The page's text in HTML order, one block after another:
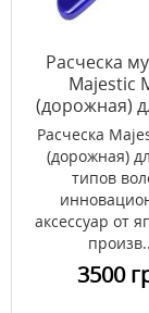
Расческа
Majestic
(дорожная)
типов
Расческа
(дорожная)
типов
аксессуар от
3500